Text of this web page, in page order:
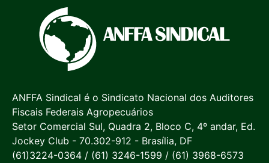
ANFFA Sindical é o Sindicato Nacional dos Auditores
Fiscais Federais Agropecuários
Setor Comercial Sul, Quadra 2, Bloco C, 4º andar, Ed.
Jockey Club - 70.302-912 - Brasília, DF
(61)3224-0364 / (61) 3246-1599 / (61) 3968-6573